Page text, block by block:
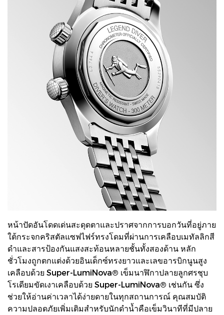
หน้าปัดอันโดดเด่นสะดุดตาและปราศจากการบอกวันที่อยู่ภาย
ใต้กระจกคริสตัลแซฟไฟร์ทรงโดมที่ผ่านการเคลือบเมทัลลิกสี
ดำและสารป้องกันแสงสะท้อนหลายชั้นทั้งสองด้าน หลัก
ชั่วโมงถูกตกแต่งด้วยอินเด็กซ์ทรงยาวและเลขอารบิกนูนสูง
เคลือบด้วย Super-LumiNova® เข็มนาฬิกาปลายลูกศรชุบ
โรเดียมขัดเงาเคลือบด้วย Super-LumiNova® เช่นกัน ซึ่ง
ช่วยให้อ่านค่าเวลาได้ง่ายดายในทุกสถานการณ์ คุณสมบัติ
ความปลอดภัยเพิ่มเติมสำหรับนักดำน้ำคือเข็มวินาทีที่มีปลาย